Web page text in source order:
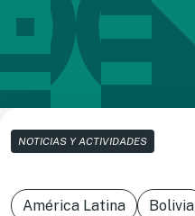
NOTICIAS Y ACTIVIDADES
América Latina Bolivia